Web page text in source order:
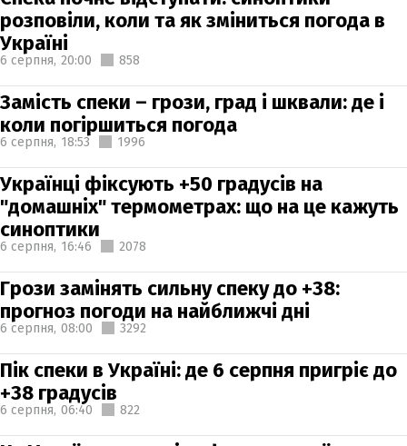
розповіли, коли та як зміниться погода в
Україні
6 серпня, 20:00 858
Замість спеки – грози, град і шквали: де і
коли погіршиться погода
6 серпня, 18:53 1996
Українці фіксують +50 градусів на
"домашніх" термометрах: що на це кажуть
синоптики
6 серпня, 16:46 2078
Грози замінять сильну спеку до +38:
прогноз погоди на найближчі дні
6 серпня, 08:00 3292
Пік спеки в Україні: де 6 серпня пригріє до
+38 градусів
6 серпня, 06:40 822